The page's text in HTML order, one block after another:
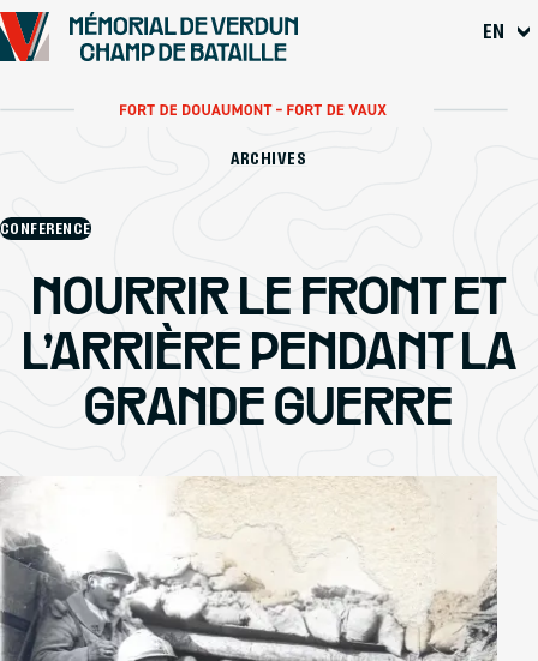
Go to
Main content
Footer
EN
ARCHIVES
CONFERENCE
NOURRIR LE FRONT ET
L’ARRIÈRE PENDANT LA
GRANDE GUERRE
Emmanuelle Cronier